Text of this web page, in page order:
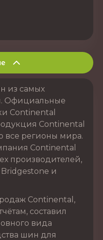
из самых
Официальные
Continental
Continental
все регионы мира.
Continental
производителей,
и
Continental,
составил
вида
шин для